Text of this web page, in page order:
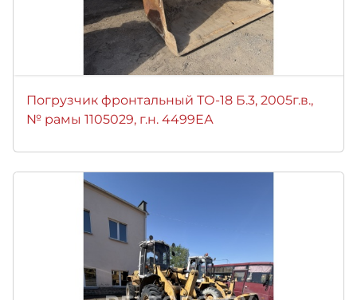
Погрузчик фронтальный ТО-18 Б.3, 2005г.в.,
№ рамы 1105029, г.н. 4499ЕА